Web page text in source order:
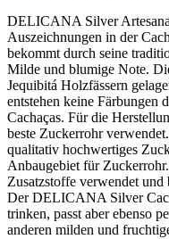
DELICANA Silver
Auszeichnungen in der
bekommt durch seine
Milde und blumige Note.
Jequibitá Holzfässern
entstehen keine
Cachaças. Für die
beste Zuckerrohr
qualitativ hochwertiges
Anbaugebiet für
Zusatzstoffe verwendet und
Der DELICANA Silver
trinken, passt aber ebenso
anderen milden und